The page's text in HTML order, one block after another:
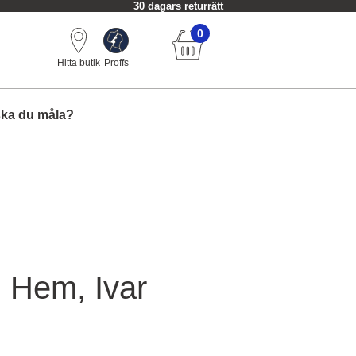
30 dagars returrätt
Hitta butik Proffs
0
du måla?
Hem, Ivar